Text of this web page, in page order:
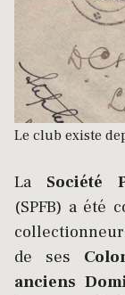
Le club existe
La Société
(SPFB) a été
de ses
anciens